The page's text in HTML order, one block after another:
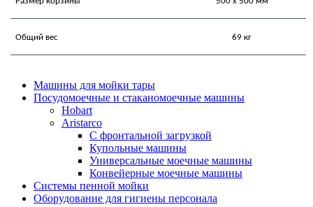
Общий вес 69 кг
Машины для мойки тары
Посудомоечные и стаканомоечные машины
Hobart
Aristarco
С фронтальной загрузкой
Купольные машины
Универсальные моечные машины
Конвейерные моечные машины
Системы пенной мойки
Оборудование для гигиены персонала